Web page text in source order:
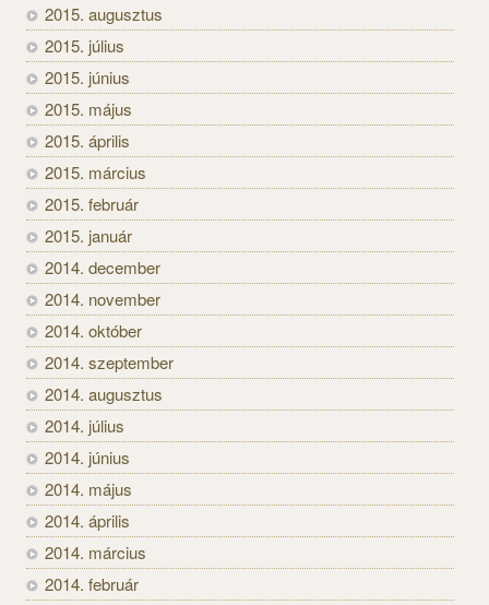
2015. augusztus
2015. július
2015. június
2015. május
2015. április
2015. március
2015. február
2015. január
2014. december
2014. november
2014. október
2014. szeptember
2014. augusztus
2014. július
2014. június
2014. május
2014. április
2014. március
2014. február